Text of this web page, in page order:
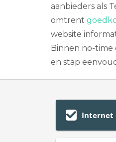
aanbieders als
omtrent
website
Binnen no-time
en stap
Internet